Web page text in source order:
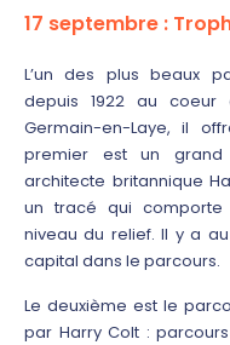
17 septembre :
L’un des plus beaux
depuis 1922 au
Germain-en-Laye, il
premier est un
architecte britannique
un tracé qui comporte
niveau du relief. Il y a
capital dans le parcours.
Le deuxième est le
par Harry Colt :